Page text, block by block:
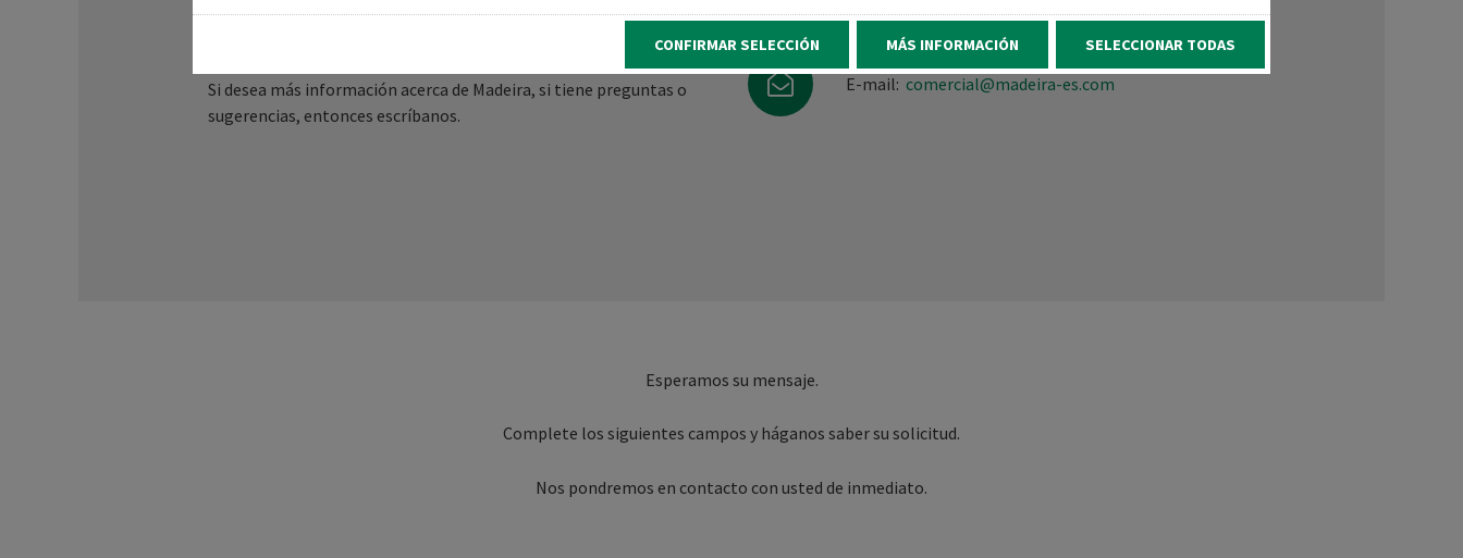
CONFIRMAR SELECCIÓN MÁS INFORMACIÓN SELECCIONAR TODAS
Esperamos su llamada.
Si desea más información acerca de Madeira, si tiene preguntas o
sugerencias, entonces escríbanos.
E-mail: comercial@madeira-es.com
Esperamos su mensaje.
Complete los siguientes campos y háganos saber su solicitud.
Nos pondremos en contacto con usted de inmediato.